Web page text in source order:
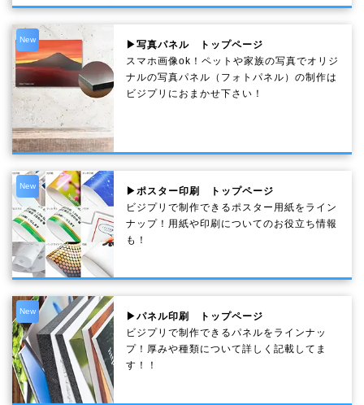
New
▶写真パネル トップページ
スマホ画像ok！ペットや家族の写真でオリジ
ナルの写真パネル（フォトパネル）の制作は
ビジプリにおまかせ下さい！
New
▶ポスター印刷 トップページ
ビジプリで制作できるポスター用紙をライン
ナップ！用紙や印刷についてのお役立ち情報
も！
New
▶パネル印刷 トップページ
ビジプリで制作できるパネルをラインナッ
プ！厚みや種類について詳しく記載してま
す！！